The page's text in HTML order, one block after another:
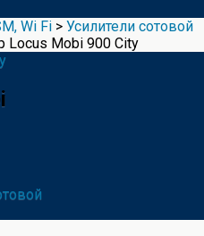
Wi Fi > Усилители сотовой
Locus Mobi 900 City